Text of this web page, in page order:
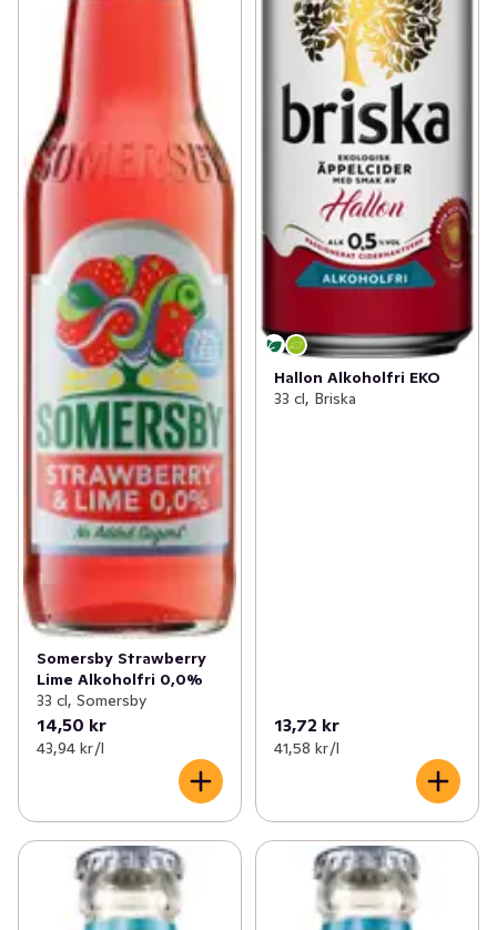
Somersby Strawberry
Lime Alkoholfri 0,0%
33 cl, Somersby
14,50 kr
43,94 kr /l
Hallon Alkoholfri EKO
33 cl, Briska
13,72 kr
41,58 kr /l